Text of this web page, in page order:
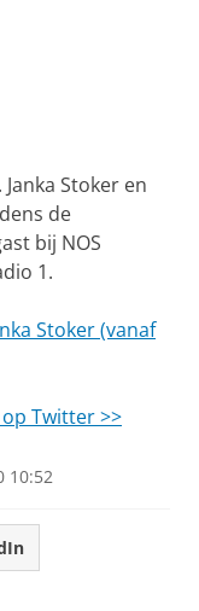
Stoker en
de
bij NOS
1.
Stoker (vanaf
Twitter >>
10:52